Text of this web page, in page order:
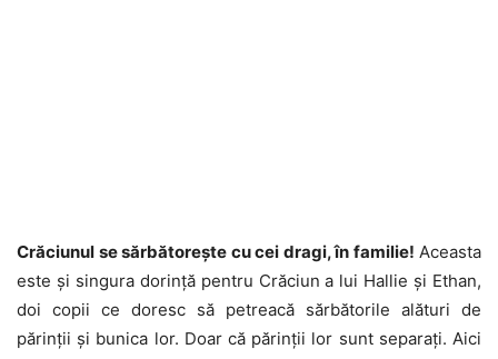
Crăciunul se sărbătorește cu cei dragi, în familie! Aceasta
este și singura dorință pentru Crăciun a lui Hallie și Ethan,
doi copii ce doresc să petreacă sărbătorile alături de
părinții și bunica lor. Doar că părinții lor sunt separați. Aici